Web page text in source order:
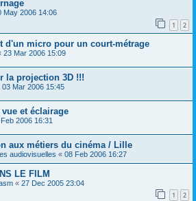
May 2006 14:06
1 2
d'un micro pour un court-métrage
23 Mar 2006 15:09
la projection 3D !!!
03 Mar 2006 15:45
et éclairage
2006 16:31
aux métiers du cinéma / Lille
audiovisuelles « 08 Feb 2006 16:27
LE FILM
« 27 Dec 2005 23:04
1 2